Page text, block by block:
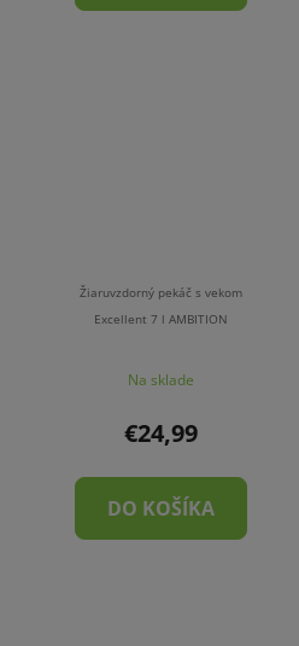
Žiaruvzdorný pekáč s vekom
Excellent 7 l AMBITION
Na sklade
€24,99
DO KOŠÍKA